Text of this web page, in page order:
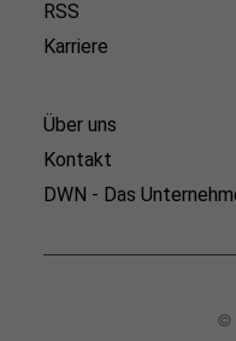
RSS
Karriere
Über uns
Kontakt
DWN - Das
©